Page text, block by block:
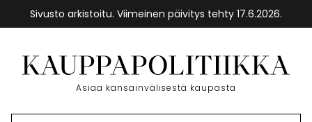
Sivusto arkistoitu. Viimeinen päivitys tehty 17.6.2026.
sisältöön
Etusivu
Asiaa kansainvälisestä kaupasta